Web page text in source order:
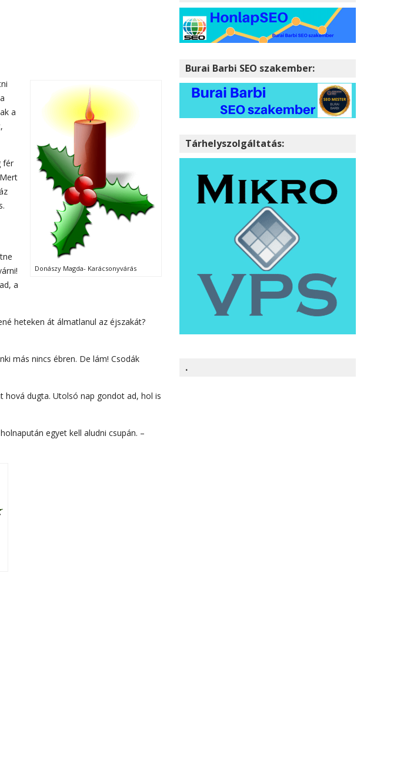
Donászy Magda- Karácsonyvárás
a
fér
a
heteken át álmatlanul az éjszakát?
más nincs ébren. De lám! Csodák
hová dugta. Utolsó nap gondot ad, hol is
egyet kell aludni csupán. –
Burai Barbi SEO szakember:
Tárhelyszolgáltatás:
.